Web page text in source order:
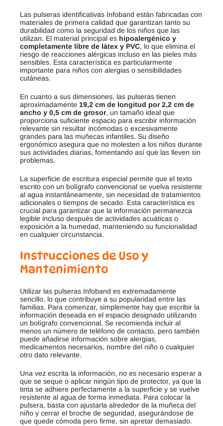
Las pulseras identificativas Infoband están fabricadas con
materiales de primera calidad que garantizan tanto su
durabilidad como la seguridad de los niños que las
utilizan. El material principal es hipoalergénico y
completamente libre de látex y PVC, lo que elimina el
riesgo de reacciones alérgicas incluso en las pieles más
sensibles. Esta característica es particularmente
importante para niños con alergias o sensibilidades
cutáneas.
En cuanto a sus dimensiones, las pulseras tienen
aproximadamente 19,2 cm de longitud por 2,2 cm de
ancho y 0,5 cm de grosor, un tamaño ideal que
proporciona suficiente espacio para escribir información
relevante sin resultar incómodas o excesivamente
grandes para las muñecas infantiles. Su diseño
ergonómico asegura que no molesten a los niños durante
sus actividades diarias, fomentando así que las lleven sin
problemas.
La superficie de escritura especial permite que el texto
escrito con un bolígrafo convencional se vuelva resistente
al agua instantáneamente, sin necesidad de tratamientos
adicionales o tiempos de secado. Esta característica es
crucial para garantizar que la información permanezca
legible incluso después de actividades acuáticas o
exposición a la humedad, manteniendo su funcionalidad
en cualquier circunstancia.
Instrucciones de Uso y
Mantenimiento
Utilizar las pulseras Infoband es extremadamente
sencillo, lo que contribuye a su popularidad entre las
familias. Para comenzar, simplemente hay que escribir la
información deseada en el espacio designado utilizando
un bolígrafo convencional. Se recomienda incluir al
menos un número de teléfono de contacto, pero también
puede añadirse información sobre alergias,
medicamentos necesarios, nombre del niño o cualquier
otro dato relevante.
Una vez escrita la información, no es necesario esperar a
que se seque o aplicar ningún tipo de protector, ya que la
tinta se adhiere perfectamente a la superficie y se vuelve
resistente al agua de forma inmediata. Para colocar la
pulsera, basta con ajustarla alrededor de la muñeca del
niño y cerrar el broche de seguridad, asegurándose de
que quede cómoda pero firme, sin apretar demasiado.